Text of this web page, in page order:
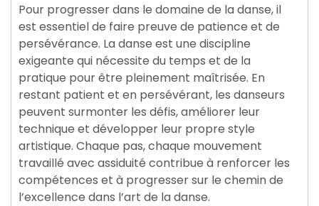
Pour progresser dans le domaine de la danse, il
est essentiel de faire preuve de patience et de
persévérance. La danse est une discipline
exigeante qui nécessite du temps et de la
pratique pour être pleinement maîtrisée. En
restant patient et en persévérant, les danseurs
peuvent surmonter les défis, améliorer leur
technique et développer leur propre style
artistique. Chaque pas, chaque mouvement
travaillé avec assiduité contribue à renforcer les
compétences et à progresser sur le chemin de
l’excellence dans l’art de la danse.